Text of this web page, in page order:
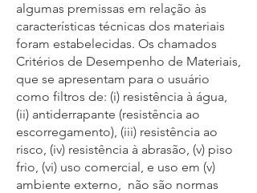
algumas premissas em relação às
características técnicas dos materiais
foram estabelecidas. Os chamados
Critérios de Desempenho de Materiais,
que se apresentam para o usuário
como filtros de: (i) resistência à água,
(ii) antiderrapante (resistência ao
escorregamento), (iii) resistência ao
risco, (iv) resistência à abrasão, (v) piso
frio, (vi) uso comercial, e uso em (v)
ambiente externo, não são normas